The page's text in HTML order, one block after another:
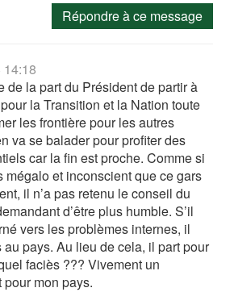
Répondre à ce message
de la part du Président de partir à
la Transition et la Nation toute
les frontière pour les autres
va se balader pour profiter des
car la fin est proche. Comme si
mégalo et inconscient que ce gars
il n’a pas retenu le conseil du
d’être plus humble. S’il
vers les problèmes internes, il
au pays. Au lieu de cela, il part pour
faciès ??? Vivement un
mon pays.